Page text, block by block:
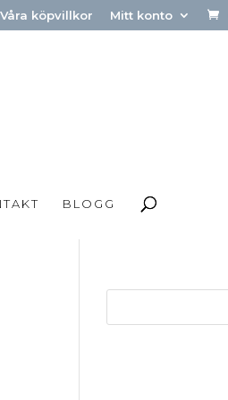
Våra köpvillkor Mitt konto
BLOGG